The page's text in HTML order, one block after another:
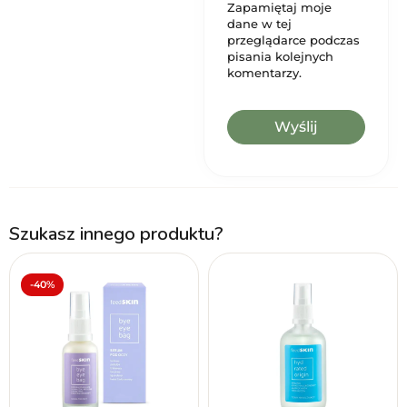
Zapamiętaj moje
dane w tej
przeglądarce podczas
pisania kolejnych
komentarzy.
Szukasz innego produktu?
-40%